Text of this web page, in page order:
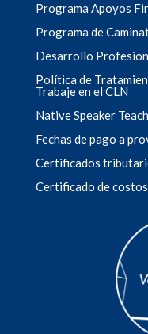
Programa Apoyos
Programa de
Desarrollo
Política de
Trabaje en el CLN
Native Speaker
Fechas de pago a
Certificados
Certificado de